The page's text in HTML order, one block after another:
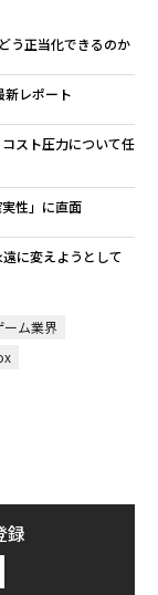
う正当化できるのか
レポート
スト圧力について任
性」に直面
に変えようとして
ム業界
録